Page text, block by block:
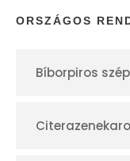
p
r
ORSZÁGOS
Bíborpiros